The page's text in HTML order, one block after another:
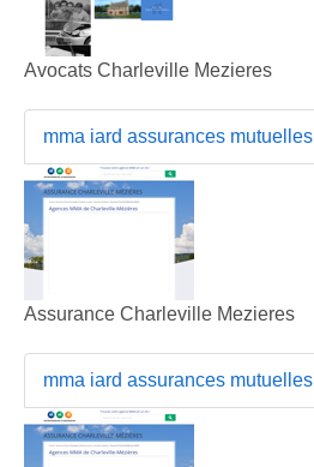
Avocats Charleville Mezieres
mma iard assurances mutuelles
Assurance Charleville Mezieres
mma iard assurances mutuelles